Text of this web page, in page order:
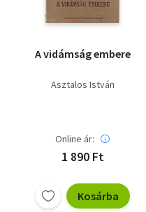
A vidámság embere
Asztalos István
Online ár:
1 890 Ft
Kosárba